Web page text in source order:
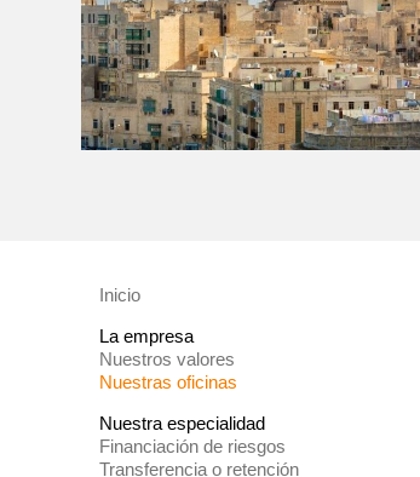
Inicio
La empresa
Nuestros valores
Nuestras oficinas
Nuestra especialidad
Financiación de riesgos
Transferencia o retención